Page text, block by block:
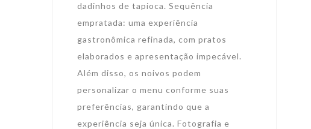
dadinhos de tapioca. Sequência
empratada: uma experiência
gastronômica refinada, com pratos
elaborados e apresentação impecável.
Além disso, os noivos podem
personalizar o menu conforme suas
preferências, garantindo que a
experiência seja única. Fotografia e